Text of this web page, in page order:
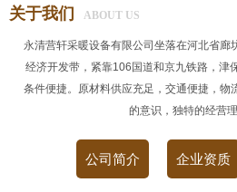
关于我们 ABOUT US
永清营轩采暖设备有限公司坐落在河北省廊
经济开发带，紧靠106国道和京九铁路，津
条件便捷。原材料供应充足，交通便捷，物
的意识，独特的经营
公司简介 企业资质